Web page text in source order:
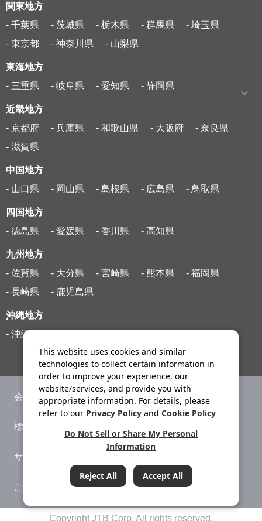
関東地方
- 千葉県
- 茨城県 - 栃木県 - 群馬県
- 埼玉県
- 東京都
- 神奈川県 - 山梨県
東海地方
- 三重県
- 岐阜県 - 愛知県 - 静岡県
近畿地方
- 京都府
- 兵庫県 - 和歌山県 - 大阪府
- 奈良県
- 滋賀県
中国地方
- 山口県
- 岡山県 - 島根県 - 広島県 - 鳥取県
四国地方
- 徳島県
- 愛媛県 - 香川県 - 高知県
九州地方
- 佐賀県
- 大分県 - 宮崎県 - 熊本県
- 福岡県
- 長崎県
- 鹿児島県
沖縄地方
- 沖縄県
会社案内 ニュースリリース
標識・約款
サイトマップ
ご利用案内 システムメンテナンス
Copyright JTB Corp. All rights reserved.
条件をクリア
This website uses cookies and similar
technologies to collect certain information in
order to improve your experience, our
website/services, and provide you with
appropriate information. For details, please
refer to our Privacy Policy and Cookie Policy
Do Not Sell or Share My Personal
Information
Reject All Accept All